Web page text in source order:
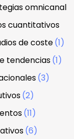
omnicanal
cuantitativos
de coste(1)
tendencias(1)
(3)
(2)
(11)
(6)